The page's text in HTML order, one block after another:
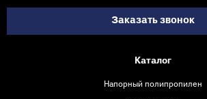
Заказать звонок
Каталог
Напорный полипропилен